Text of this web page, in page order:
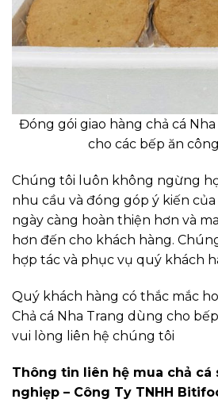
Đóng gói giao hàng chả cá Nha
cho các bếp ăn
Chúng tôi luôn không ngừng
nhu cầu và đóng góp ý kiến
ngày càng hoàn thiện hơn và
hơn đến cho khách hàng.
hợp tác và phục vụ quý khách
Quý khách hàng có thắc mắc
Chả cá Nha Trang dùng cho
vui lòng liên hệ chúng tôi
Thông tin liên hệ mua chả cá
nghiẹp – Công Ty TNHH